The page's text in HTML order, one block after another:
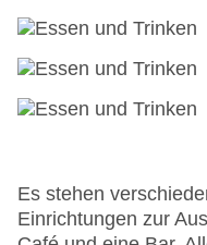
Hotelsafe
WLAN/WiFi im Hotel
Minimarkt
Zimmerservice:
Gesamtanzahl der
Gesamtanzahl der
Es stehen
Einrichtungen zur